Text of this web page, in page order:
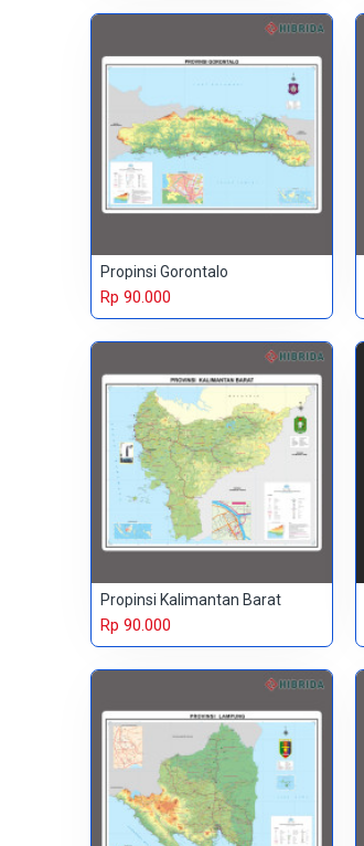
Propinsi Gorontalo
Rp 90.000
Propinsi Kalimantan Barat
Rp 90.000